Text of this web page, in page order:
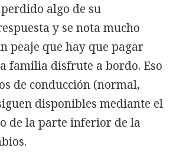
algo de su
y se nota mucho
peaje que hay que pagar
familia disfrute a bordo. Eso
de conducción (normal,
disponibles mediante el
de la parte inferior de la